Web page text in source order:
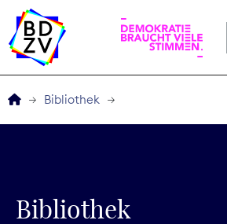
Service
Bibliothek
Bibliothek